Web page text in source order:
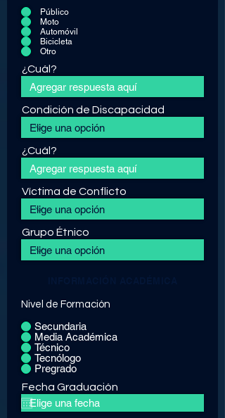
Público
Moto
Automóvil
Bicicleta
Otro
¿Cuál?
Condición de Discapacidad
¿Cuál?
Víctima de Conflicto
Grupo Étnico
Nivel de Formación
Secundaria
Media Académica
Técnico
Tecnólogo
Pregrado
Fecha Graduación